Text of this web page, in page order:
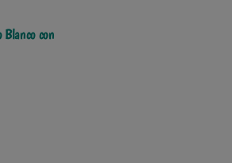
Blanco con